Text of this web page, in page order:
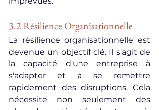
3.2 Résilience Organisationnelle
La résilience organisationnelle est
devenue un objectif clé. Il s'agit de
la capacité d'une entreprise à
s'adapter et à se remettre
rapidement des disruptions. Cela
nécessite non seulement des